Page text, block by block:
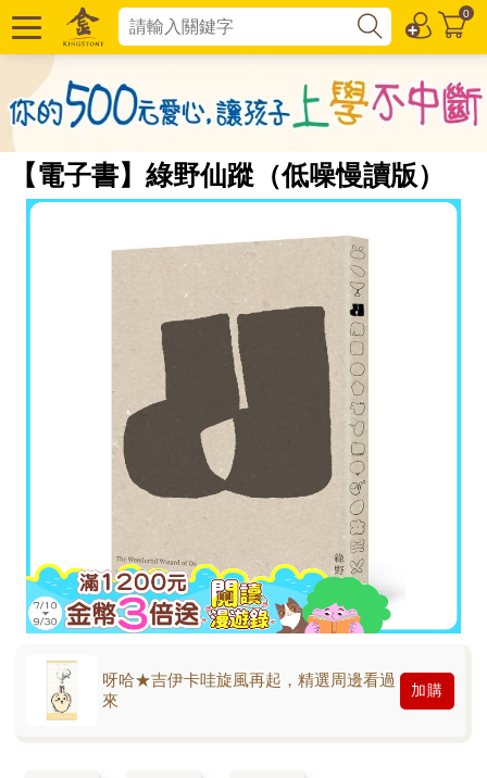
0
【電子書】綠野仙蹤（低噪慢讀版）
呀哈★吉伊卡哇旋風再起，精選周邊看過
來
加購